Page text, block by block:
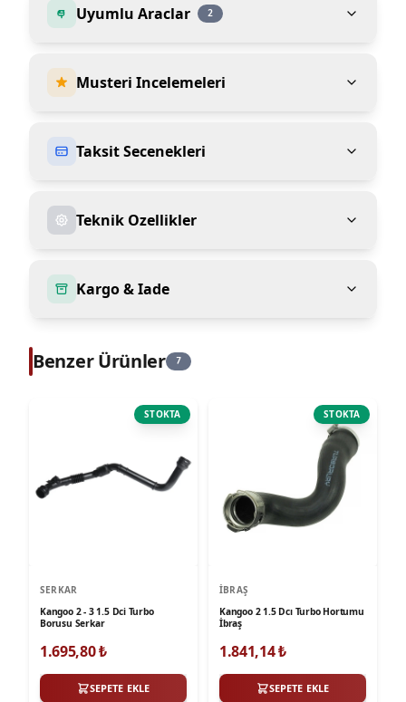
Uyumlu Araclar 2
Musteri Incelemeleri
Taksit Secenekleri
Teknik Ozellikler
Kargo & Iade
Benzer Ürünler 7
STOKTA
SERKAR
Kangoo 2 - 3 1.5 Dci Turbo
Borusu Serkar
1.695,80₺
SEPETE EKLE
STOKTA
İBRAŞ
Kangoo 2 1.5 Dcı Turbo Hortumu
İbraş
1.841,14₺
SEPETE EKLE